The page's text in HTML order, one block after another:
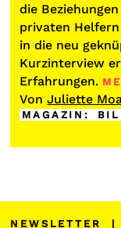
die
privaten
in die neu
Kurzinterview
Erfahrungen.
VonJuliette
MAGAZIN :
NEWSLETTER